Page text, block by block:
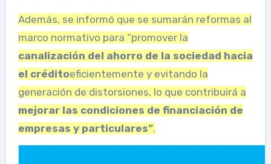
Además, se informó que se sumarán reformas al
marco normativo para “promover la
canalización del ahorro de la sociedad hacia
el créditoeficientemente y evitando la
generación de distorsiones, lo que contribuirá a
mejorar las condiciones de financiación de
empresas y particulares”.